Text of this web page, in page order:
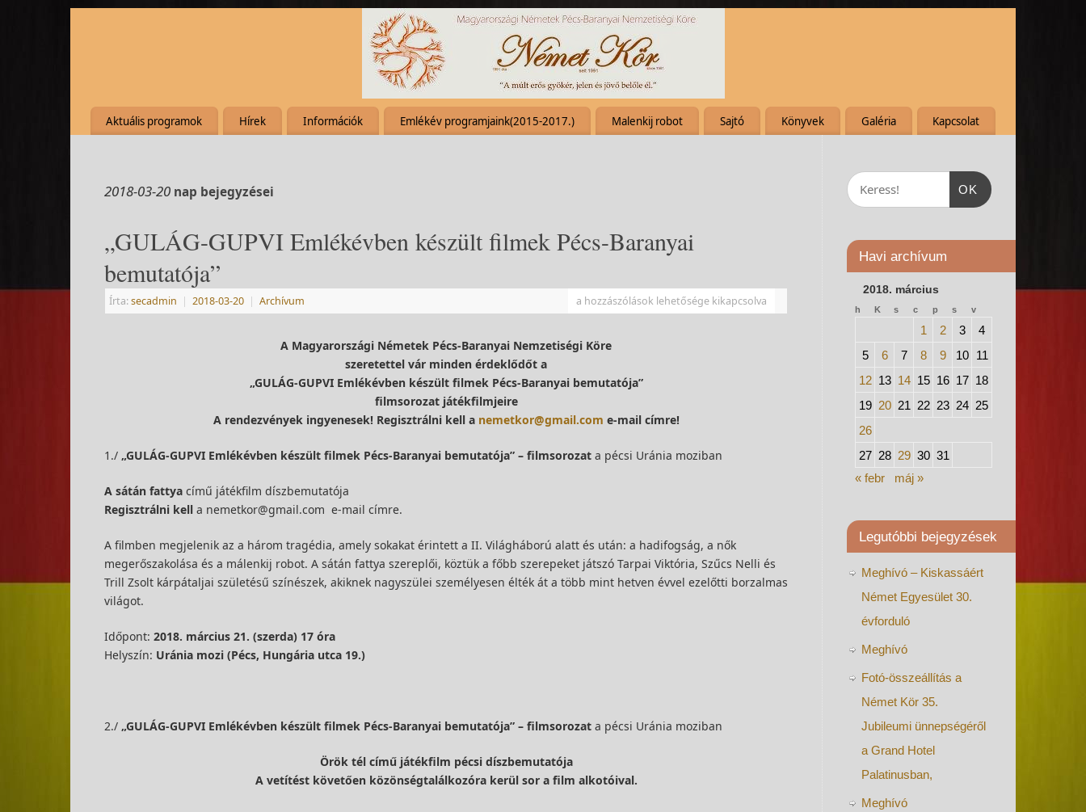
Aktuális programok Hírek Információk Emlékév programjaink(2015-2017.) Malenkij robot Sajtó Könyvek Galéria Kapcsolat
2018-03-20 nap bejegyzései
„GULÁG-GUPVI Emlékévben készült filmek Pécs-Baranyai
bemutatója”
Írta:secadmin | 2018-03-20 | Archívum a hozzászólások lehetősége kikapcsolva
A Magyarországi Németek Pécs-Baranyai Nemzetiségi Köre
szeretettel vár minden érdeklődőt a
„GULÁG-GUPVI Emlékévben készült filmek Pécs-Baranyai bemutatója”
filmsorozat játékfilmjeire
A rendezvények ingyenesek! Regisztrálni kell a nemetkor@gmail.com e-mail címre!
1./ „GULÁG-GUPVI Emlékévben készült filmek Pécs-Baranyai bemutatója” – filmsorozat a pécsi Uránia moziban
A sátán fattya című játékfilm díszbemutatója
Regisztrálni kell a nemetkor@gmail.com e-mail címre.
A filmben megjelenik az a három tragédia, amely sokakat érintett a II. Világháború alatt és után: a hadifogság, a nők
megerőszakolása és a málenkij robot. A sátán fattya szereplői, köztük a főbb szerepeket játszó Tarpai Viktória, Szűcs Nelli és
Trill Zsolt kárpátaljai születésű színészek, akiknek nagyszülei személyesen élték át a több mint hetven évvel ezelőtti borzalmas
világot.
Időpont: 2018. március 21. (szerda) 17 óra
Helyszín: Uránia mozi (Pécs, Hungária utca 19.)
2./ „GULÁG-GUPVI Emlékévben készült filmek Pécs-Baranyai bemutatója” – filmsorozat a pécsi Uránia moziban
Örök tél című játékfilm pécsi díszbemutatója
A vetítést követően közönségtalálkozóra kerül sor a film alkotóival.
OK
Havi archívum
2018. március
h K s c p s v
1 2 3
4
5
6 7 8 9 10
11
12 13 14 15 16 17 18
19 20 21 22 23 24 25
26
27 28 29 30 31
« febr
máj »
Legutóbbi bejegyzések
Meghívó – Kiskassáért
Német Egyesület 30.
évforduló
Meghívó
Fotó-összeállítás a
Német Kör 35.
Jubileumi ünnepségéről
a Grand Hotel
Palatinusban,
Meghívó